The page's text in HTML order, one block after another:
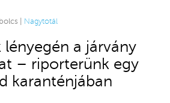
| Nagytotál
a járvány
– riporterünk egy
karanténjában